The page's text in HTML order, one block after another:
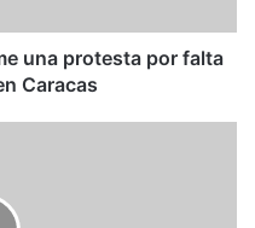
una protesta por falta
Caracas